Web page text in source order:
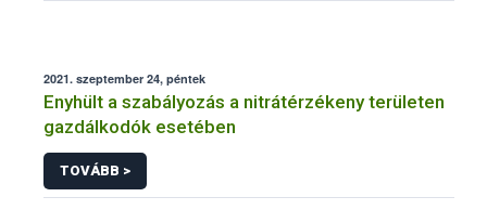
2021. szeptember 24, péntek
Enyhült a szabályozás a nitrátérzékeny területen
gazdálkodók esetében
TOVÁBB >